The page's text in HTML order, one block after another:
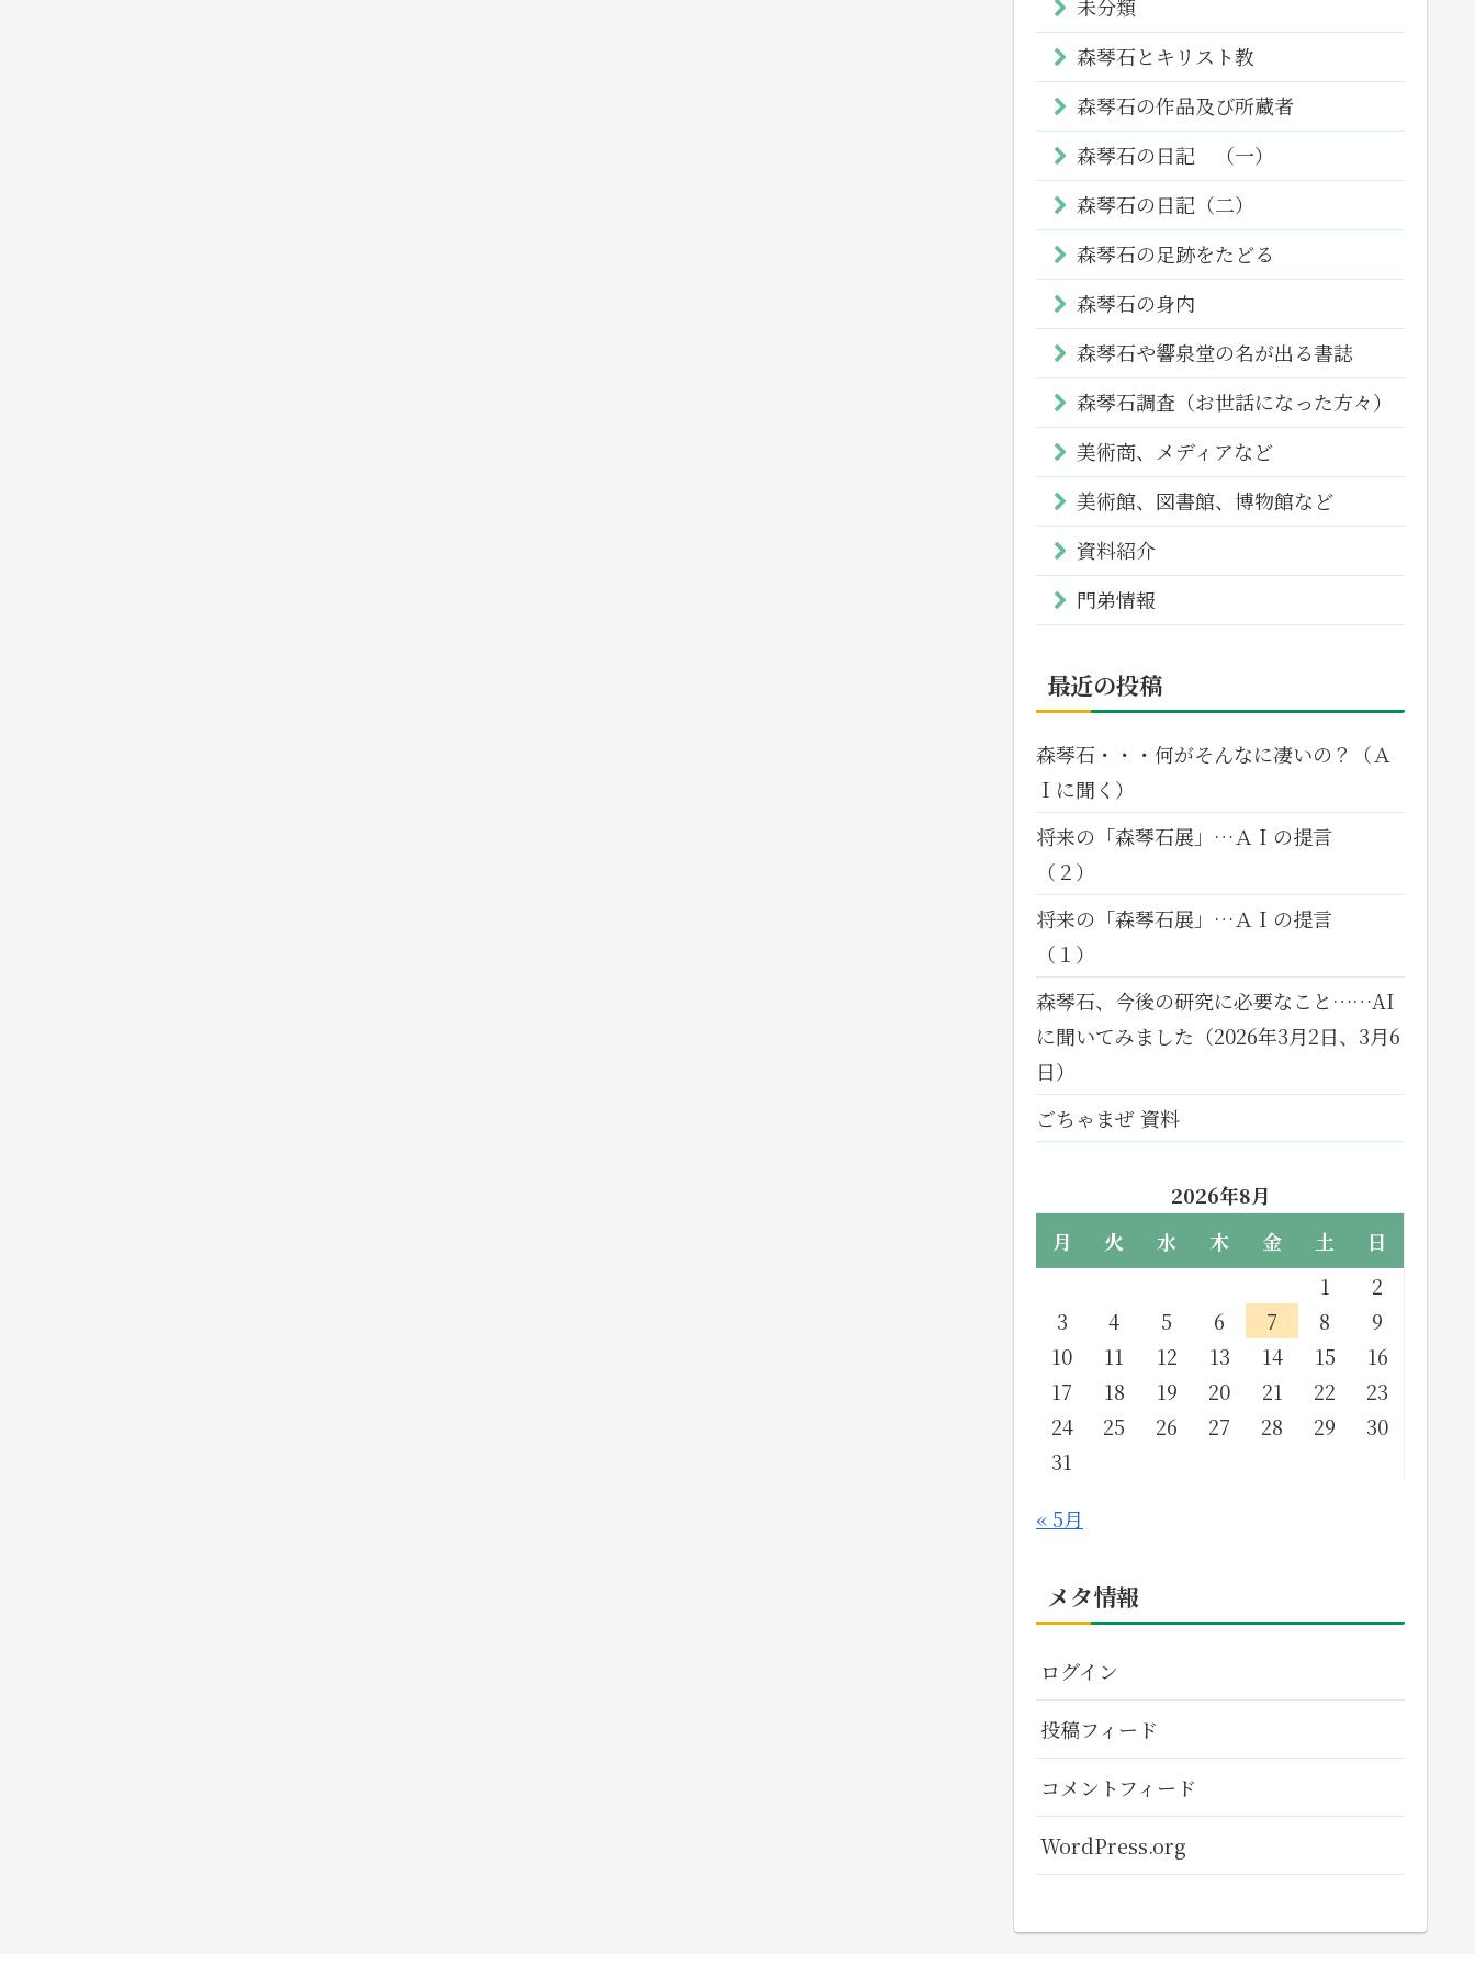
未分類
森琴石とキリスト教
森琴石の作品及び所蔵者
森琴石の日記 （一）
森琴石の日記（二）
森琴石の足跡をたどる
森琴石の身内
森琴石や響泉堂の名が出る書誌
森琴石調査（お世話になった方々）
美術商、メディアなど
美術館、図書館、博物館など
資料紹介
門弟情報
最近の投稿
森琴石・・・何がそんなに凄いの？（Ａ
Ｉに聞く）
将来の「森琴石展」…ＡＩの提言
（２）
将来の「森琴石展」…ＡＩの提言
（１）
森琴石、今後の研究に必要なこと……AI
に聞いてみました（2026年3月2日、3月6
日）
ごちゃまぜ 資料
2026年8月
月
火 水 木 金 土
日
1
2
3
4 5 6 7 8
9
10
11 12 13 14 15
16
17
18 19 20 21 22
23
24
25 26 27 28 29
30
31
« 5月
メタ情報
ログイン
投稿フィード
コメントフィード
WordPress.org